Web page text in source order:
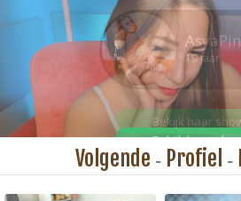
Volgende - Profiel -